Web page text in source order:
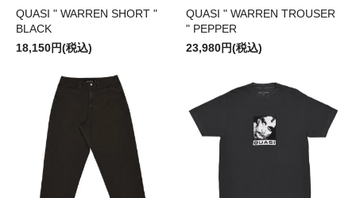
QUASI " WARREN SHORT "
BLACK
18,150円(税込)
QUASI " WARREN TROUSER
" PEPPER
23,980円(税込)